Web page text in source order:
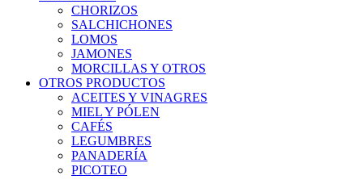
CHORIZOS
SALCHICHONES
LOMOS
JAMONES
MORCILLAS Y OTROS
OTROS PRODUCTOS
ACEITES Y VINAGRES
MIEL Y PÓLEN
CAFÉS
LEGUMBRES
PANADERÍA
PICOTEO